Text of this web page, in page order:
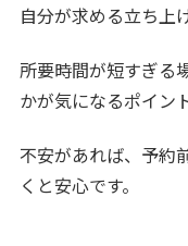
自分が求める立ち上
所要時間が短すぎる
かが気になるポイン
不安があれば、予約
くと安心です。